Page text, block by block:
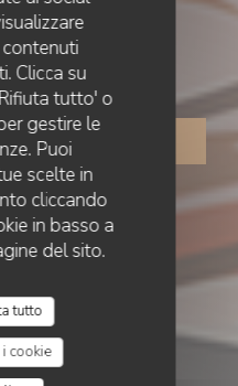
Clicca su
tutto' o
gestire le
Puoi
scelte in
cliccando
in basso a
del sito.
tutto
cookie